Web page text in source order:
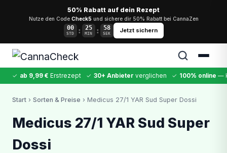
50% Rabatt auf dein Rezept
Nutze den Code Check5und sichere dir 50% Rabatt bei CannaZen
00
STD : 25
MIN : 57
SEK Jetzt sichern
✓ ab 9,99 € Erstrezept ✓ 30+ Anbieter verglichen ✓ 100% online —
Cannabis Kokain Ketamin CannaZen
Start › Sorten & Preise › Medicus 27/1 YAR Sud Super Dossi
Medicus 27/1 YAR Sud Super
Dossi